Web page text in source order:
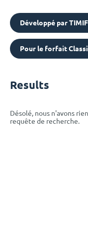
Développé par
Pour le forfait
Results
Désolé, nous n'avons
requête de recherche.